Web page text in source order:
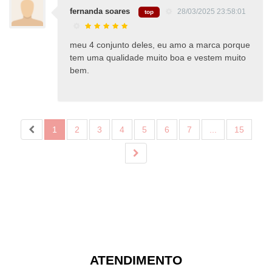
fernanda soares top 28/03/2025 23:58:01
meu 4 conjunto deles, eu amo a marca porque
tem uma qualidade muito boa e vestem muito
bem.
1 2 3 4 5 6 7 ... 15
ATENDIMENTO